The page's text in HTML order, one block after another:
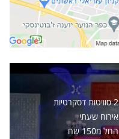
2 סוויטות דסקרטיות
אירוח שעתי
החל מ150 שח